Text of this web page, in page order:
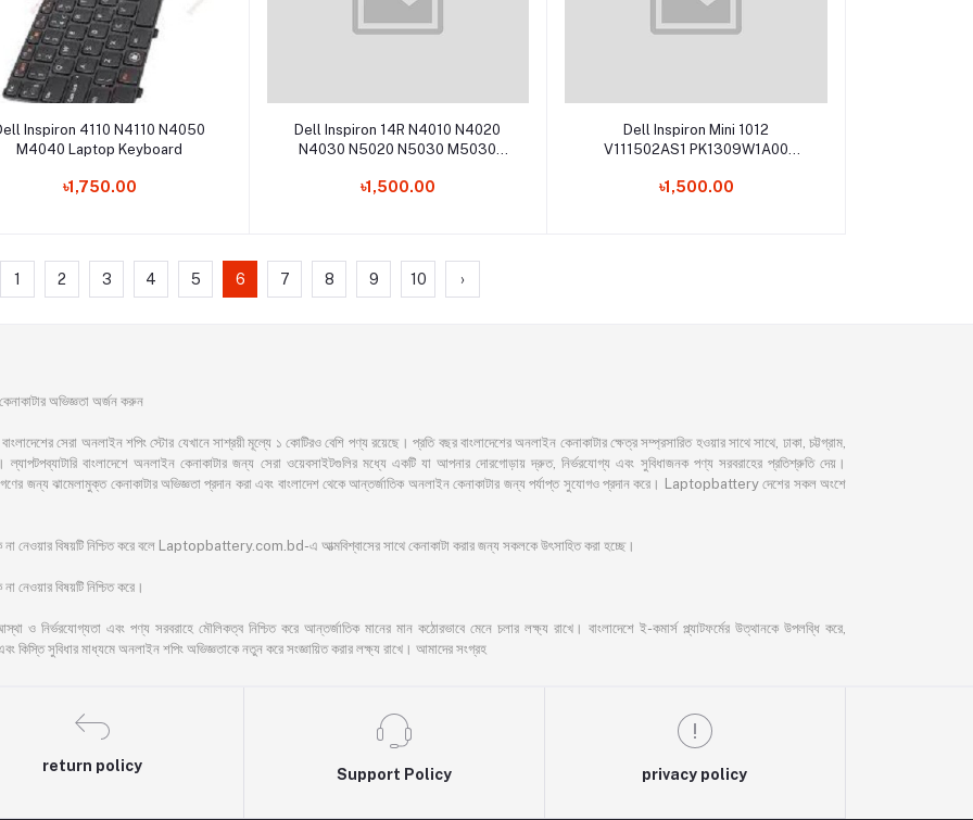
Add to cart
Inspiron 4110 N4110 N4050
M4040 Laptop Keyboard
৳1,750.00
Add to cart
Dell Inspiron 14R N4010 N4020
N4030 N5020 N5030 M5030
৳1,500.00
Add to cart
Dell Inspiron Mini 1012
V111502AS1 PK1309W1A00
৳1,500.00
1 2 3 4 5 6 7 8 9 10 ›
অভিজ্ঞতা অর্জন করুন
সেরা অনলাইন শপিং স্টোর যেখানে সাশ্রয়ী মূল্যে ১ কোটিরও বেশি পণ্য রয়েছে। প্রতি বছর বাংলাদেশের অনলাইন কেনাকাটার ক্ষেত্র সম্প্রসারিত হওয়ার সাথে সাথে, ঢাকা, চট্টগ্রাম,
বাংলাদেশে অনলাইন কেনাকাটার জন্য সেরা ওয়েবসাইটগুলির মধ্যে একটি যা আপনার দোরগোড়ায় দ্রুত, নির্ভরযোগ্য এবং সুবিধাজনক পণ্য সরবরাহের প্রতিশ্রুতি দেয়।
জন্য ঝামেলামুক্ত কেনাকাটার অভিজ্ঞতা প্রদান করা এবং বাংলাদেশ থেকে আন্তর্জাতিক অনলাইন কেনাকাটার জন্য পর্যাপ্ত সুযোগও প্রদান করে। Laptopbattery দেশের সকল অংশে
না নেওয়ার বিষয়টি নিশ্চিত করে বলে Laptopbattery.com.bd-এ আত্মবিশ্বাসের সাথে কেনাকাটা করার জন্য সকলকে উৎসাহিত করা হচ্ছে।
নেওয়ার বিষয়টি নিশ্চিত করে।
ও নির্ভরযোগ্যতা এবং পণ্য সরবরাহে মৌলিকত্ব নিশ্চিত করে আন্তর্জাতিক মানের মান কঠোরভাবে মেনে চলার লক্ষ্য রাখে। বাংলাদেশে ই-কমার্স প্ল্যাটফর্মের উত্থানকে উপলব্ধি করে,
কিস্তি সুবিধার মাধ্যমে অনলাইন শপিং অভিজ্ঞতাকে নতুন করে সংজ্ঞায়িত করার লক্ষ্য রাখে। আমাদের সংগ্রহ
return policy
Support Policy privacy policy